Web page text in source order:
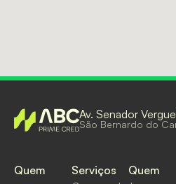
Av. Senador
São Bernardo do
Quem
Serviços
Quem